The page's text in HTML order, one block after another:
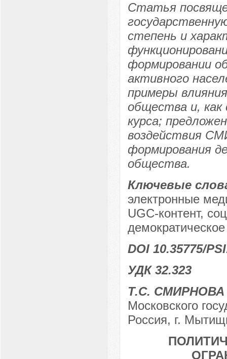
Статья
степень и
формировании
активного
примеры
общества и, как
курса;
воздействия
формирования
общества.
Ключевые
электронные
UGC-контент,
DOI 10.35775/
УДК 32.323
Т.С. СМИРНОВА
Московского
Россия, г.